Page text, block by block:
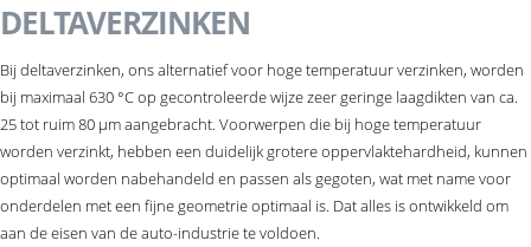
DELTAVERZINKEN
Bij deltaverzinken, ons alternatief voor hoge temperatuur verzinken, worden
bij maximaal 630 °C op gecontroleerde wijze zeer geringe laagdikten van ca.
25 tot ruim 80 μm aangebracht. Voorwerpen die bij hoge temperatuur
worden verzinkt, hebben een duidelijk grotere oppervlaktehardheid, kunnen
optimaal worden nabehandeld en passen als gegoten, wat met name voor
onderdelen met een fijne geometrie optimaal is. Dat alles is ontwikkeld om
aan de eisen van de auto-industrie te voldoen.